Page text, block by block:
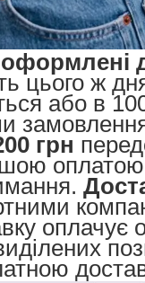
цього ж
або в
грн
оплатою
оплачує